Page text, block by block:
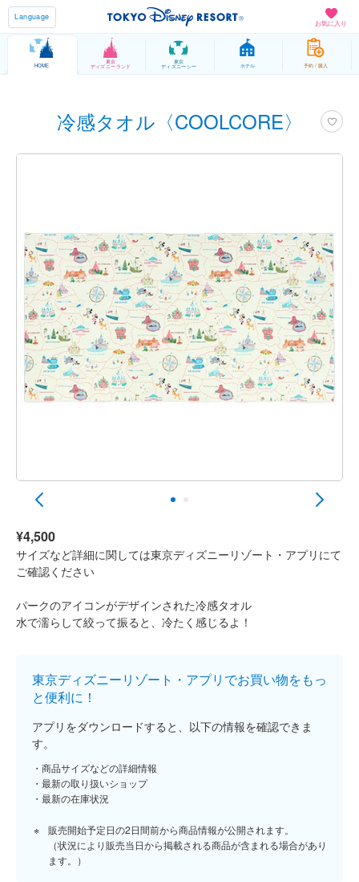
お気に入り
Language
HOME
東京
ディズニーランド
東京
ディズニーシー ホテル 予約 / 購入
冷感タオル〈COOLCORE〉
¥4,500
サイズなど詳細に関しては東京ディズニーリゾート・アプリにて
ご確認ください
パークのアイコンがデザインされた冷感タオル
水で濡らして絞って振ると、冷たく感じるよ！
東京ディズニーリゾート・アプリでお買い物をもっ
と便利に！
アプリをダウンロードすると、以下の情報を確認できま
す。
商品サイズなどの詳細情報
最新の取り扱いショップ
最新の在庫状況
販売開始予定日の2日間前から商品情報が公開されます。
（状況により販売当日から掲載される商品が含まれる場合があり
ます。）